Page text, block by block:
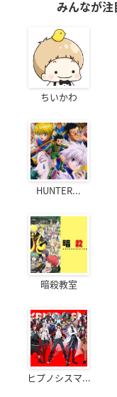
みんなが注
ちいかわ
HUNTER...
暗殺教室
ヒプノシスマ...